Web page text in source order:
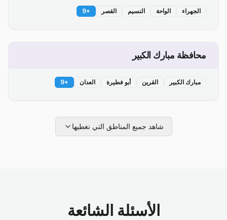
الجهراء الواحة النسيم القصر +
9
محافظة مبارك الكبير
مبارك الكبير القرين أبو فطيرة العدان +
9
شاهد جميع المناطق التي نغطيها
الأسئلة الشائعة